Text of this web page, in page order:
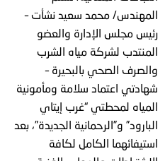
المهندس/ محمد سعيد نشأت –
رئيس مجلس الإدارة والعضو
المنتدب لشركة مياه الشرب
والصرف الصحي بالبحيرة –
شهادتي اعتماد سلامة ومأمونية
المياه لمحطتي “غرب إيتاي
البارود” و”الرحمانية الجديدة”، بعد
استيفائهما الكامل لكافة